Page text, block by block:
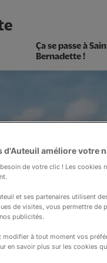
Ça se passe à
Bernadette !
d'Auteuil améliore votre
de votre clic ! Les cookies
et ses partenaires utilisent
de visites, vous permettre de
publicités.
modifier à tout moment vos
en savoir plus sur les cookies